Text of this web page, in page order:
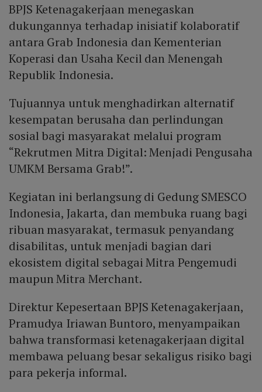
BPJS Ketenagakerjaan menegaskan
dukungannya terhadap inisiatif kolaboratif
antara Grab Indonesia dan Kementerian
Koperasi dan Usaha Kecil dan Menengah
Republik Indonesia.
Tujuannya untuk menghadirkan alternatif
kesempatan berusaha dan perlindungan
sosial bagi masyarakat melalui program
“Rekrutmen Mitra Digital: Menjadi Pengusaha
UMKM Bersama Grab!”.
Kegiatan ini berlangsung di Gedung SMESCO
Indonesia, Jakarta, dan membuka ruang bagi
ribuan masyarakat, termasuk penyandang
disabilitas, untuk menjadi bagian dari
ekosistem digital sebagai Mitra Pengemudi
maupun Mitra Merchant.
Direktur Kepesertaan BPJS Ketenagakerjaan,
Pramudya Iriawan Buntoro, menyampaikan
bahwa transformasi ketenagakerjaan digital
membawa peluang besar sekaligus risiko bagi
para pekerja informal.